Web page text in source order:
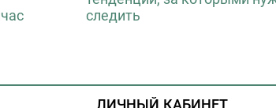
следить
ЛИЧНЫЙ КАБИНЕТ